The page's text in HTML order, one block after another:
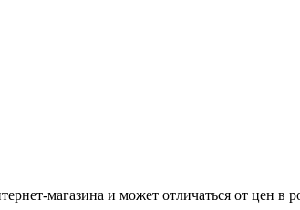
магазина и может отличаться от цен в